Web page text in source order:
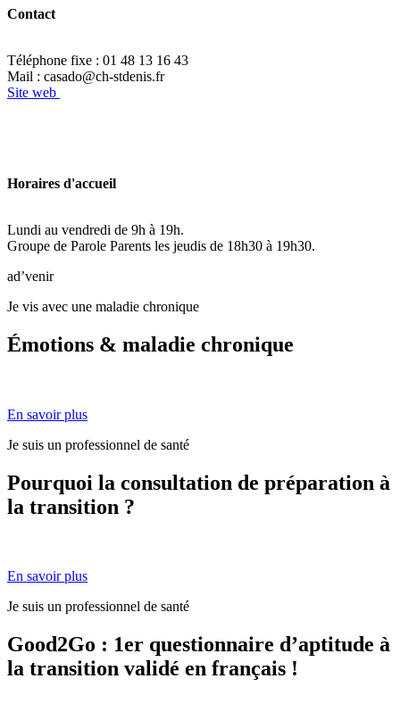
Contact
Téléphone fixe : 01 48 13 16 43
Mail : casado@ch-stdenis.fr
Site web
Horaires d'accueil
Lundi au vendredi de 9h à 19h.
Groupe de Parole Parents les jeudis de 18h30 à 19h30.
ad’venir
Je vis avec une maladie chronique
Émotions & maladie chronique
En savoir plus
Je suis un professionnel de santé
Pourquoi la consultation de préparation à
la transition ?
En savoir plus
Je suis un professionnel de santé
Good2Go : 1er questionnaire d’aptitude à
la transition validé en français !